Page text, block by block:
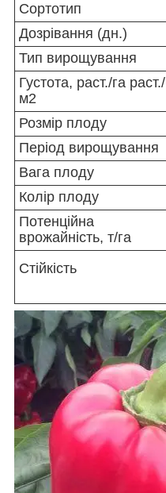
Сортотип
Дозрівання (дн.)
Тип вирощування
Густота, раст./га раст./
м2
Розмір плоду
Період вирощування
Вага плоду
Колір плоду
Потенційна
врожайність, т/га
Стійкість